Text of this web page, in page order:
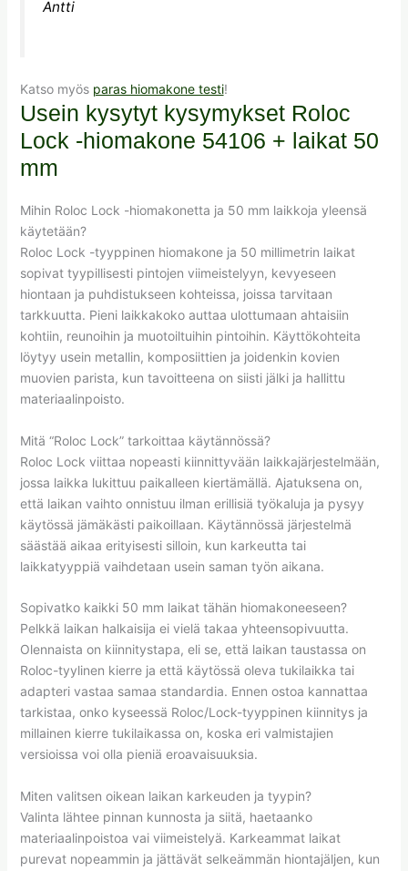
Antti
Katso myös paras hiomakone testi!
Usein kysytyt kysymykset Roloc
Lock -hiomakone 54106 + laikat 50
mm
Mihin Roloc Lock -hiomakonetta ja 50 mm laikkojа yleensä
käytetään?
Roloc Lock -tyyppinen hiomakone ja 50 millimetrin laikat
sopivat tyypillisesti pintojen viimeistelyyn, kevyeseen
hiontaan ja puhdistukseen kohteissa, joissa tarvitaan
tarkkuutta. Pieni laikkakoko auttaa ulottumaan ahtaisiin
kohtiin, reunoihin ja muotoiltuihin pintoihin. Käyttökohteita
löytyy usein metallin, komposiittien ja joidenkin kovien
muovien parista, kun tavoitteena on siisti jälki ja hallittu
materiaalinpoisto.
Mitä “Roloc Lock” tarkoittaa käytännössä?
Roloc Lock viittaa nopeasti kiinnittyvään laikkajärjestelmään,
jossa laikka lukittuu paikalleen kiertämällä. Ajatuksena on,
että laikan vaihto onnistuu ilman erillisiä työkaluja ja pysyy
käytössä jämäkästi paikoillaan. Käytännössä järjestelmä
säästää aikaa erityisesti silloin, kun karkeutta tai
laikkatyyppiä vaihdetaan usein saman työn aikana.
Sopivatko kaikki 50 mm laikat tähän hiomakoneeseen?
Pelkkä laikan halkaisija ei vielä takaa yhteensopivuutta.
Olennaista on kiinnitystapa, eli se, että laikan taustassa on
Roloc-tyylinen kierre ja että käytössä oleva tukilaikka tai
adapteri vastaa samaa standardia. Ennen ostoa kannattaa
tarkistaa, onko kyseessä Roloc/Lock-tyyppinen kiinnitys ja
millainen kierre tukilaikassa on, koska eri valmistajien
versioissa voi olla pieniä eroavaisuuksia.
Miten valitsen oikean laikan karkeuden ja tyypin?
Valinta lähtee pinnan kunnosta ja siitä, haetaanko
materiaalinpoistoa vai viimeistelyä. Karkeammat laikat
purevat nopeammin ja jättävät selkeämmän hiontajäljen, kun